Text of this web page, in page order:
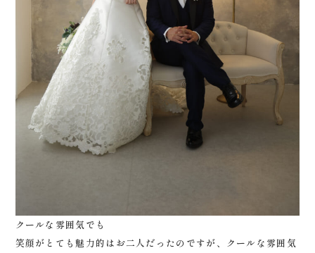
クールな雰囲気でも
笑顔がとても魅力的はお二人だったのですが、クールな雰囲気